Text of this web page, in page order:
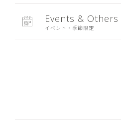
Events & Others
イベント・季節限定